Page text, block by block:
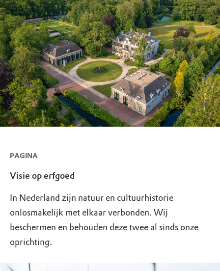
PAGINA
Visie op erfgoed
In Nederland zijn natuur en cultuurhistorie
onlosmakelijk met elkaar verbonden. Wij
beschermen en behouden deze twee al sinds onze
oprichting.